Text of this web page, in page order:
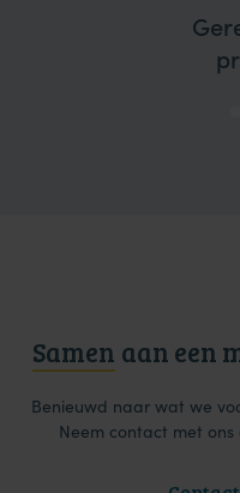
Samen aan een
Benieuwd naar wat we
Neem contact met